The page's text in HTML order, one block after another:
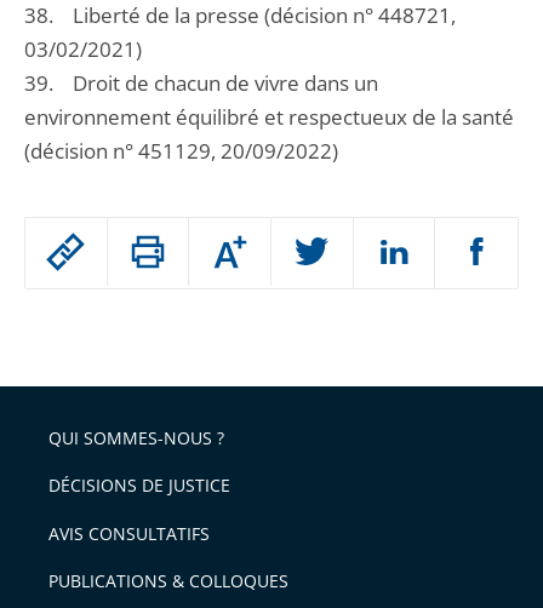
Passer
arriver
après
Augmenter
ou
l'article
pour
avant
38. Liberté de la presse (décision n° 448721,
03/02/2021)
39. Droit de chacun de vivre dans un
environnement équilibré et respectueux de la santé
(décision n° 451129, 20/09/2022)
QUI SOMMES-NOUS ?
DÉCISIONS DE JUSTICE
AVIS CONSULTATIFS
PUBLICATIONS & COLLOQUES